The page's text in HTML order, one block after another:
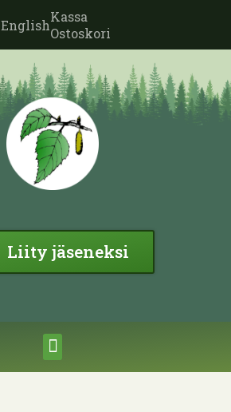
EnglishKassa
Ostoskori
Liity jäseneksi